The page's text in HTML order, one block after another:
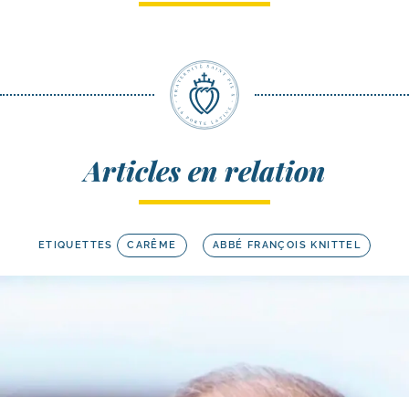
Articles en relation
ETIQUETTES CARÊME ABBÉ FRANÇOIS KNITTEL